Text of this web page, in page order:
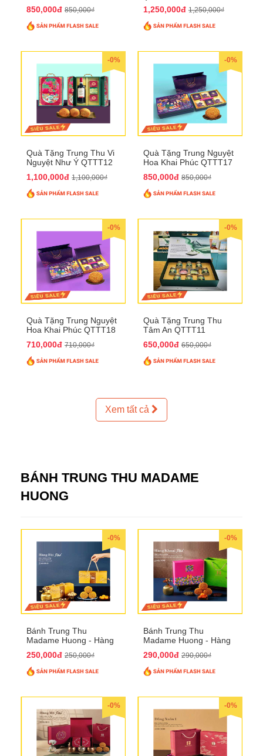
850,000đ 850,000₫ 1,250,000đ 1,250,000₫
-0%
Quà Tặng Trung Thu Vi
Nguyệt Như Ý QTTT12
1,100,000đ 1,100,000₫
-0%
Quà Tặng Trung Nguyệt
Hoa Khai Phúc QTTT17
850,000đ 850,000₫
-0%
Quà Tặng Trung Nguyệt
Hoa Khai Phúc QTTT18
710,000đ 710,000₫
-0%
Quà Tặng Trung Thu
Tâm An QTTT11
650,000đ 650,000₫
Xem tất cả
BÁNH TRUNG THU MADAME
HUONG
-0%
Bánh Trung Thu
Madame Huong - Hàng
250,000đ 250,000₫
-0%
Bánh Trung Thu
Madame Huong - Hàng
290,000đ 290,000₫
-0% -0%